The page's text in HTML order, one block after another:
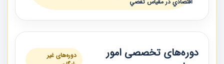
دوره‌های تخصصی امور
دوره‌های غیر